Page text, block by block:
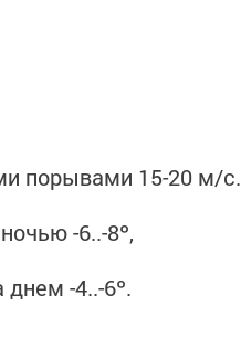
порывами 15-20 м/с.
-6..-8º,
-4..-6º.